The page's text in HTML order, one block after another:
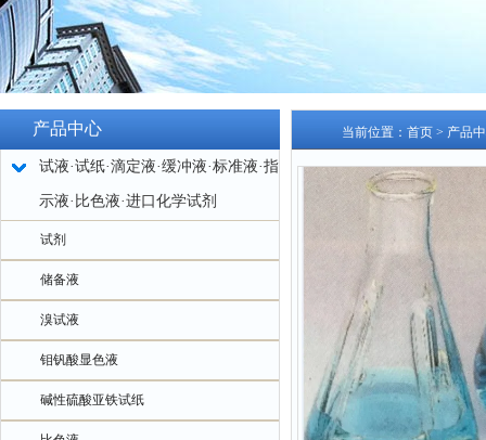
产品中心
试液·试纸·滴定液·缓冲液·标准液·指
示液·比色液·进口化学试剂
试剂
储备液
溴试液
钼钒酸显色液
碱性硫酸亚铁试纸
当前位置： 首页 > 产品